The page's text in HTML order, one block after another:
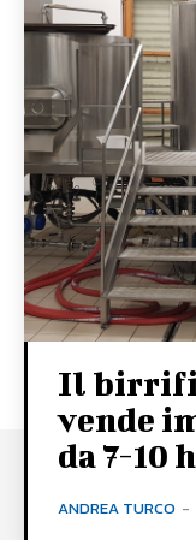
Il
vende
da 7-10
ANDREA TURCO -